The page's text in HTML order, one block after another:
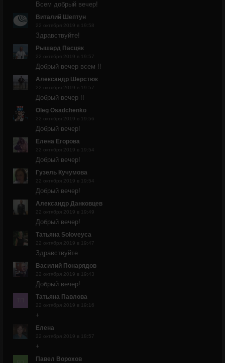
Всем добрый вечер!
Виталий Шептун
22 октября 2019 в 19:58
Здравствуйте!
Рышард Пасцяк
22 октября 2019 в 19:57
Добрый вечер всем !!
Александр Шерстюк
22 октября 2019 в 19:57
Добрый вечер !!
Oleg Osadchenko
22 октября 2019 в 19:56
Добрый вечер!
Елена Егорова
22 октября 2019 в 19:54
Добрый вечер!
Гузель Кучумова
22 октября 2019 в 19:54
Добрый вечер!
Александр Данковцев
22 октября 2019 в 19:49
Добрый вечер!
Татьяна Soloveyca
22 октября 2019 в 19:47
Здравствуйте
Василий Понарядов
22 октября 2019 в 19:43
Добрый вечер!
Татьяна Павлова
22 октября 2019 в 19:16
+
Елена
22 октября 2019 в 18:57
+
Павел Ворохов